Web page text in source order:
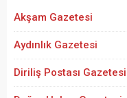
Akşam Gazetesi
Aydınlık Gazetesi
Diriliş Postası Gazetesi